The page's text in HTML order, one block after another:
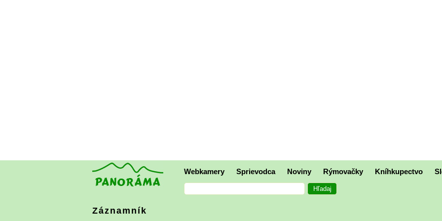
Webkamery Sprievodca Noviny Rýmovačky Kníhkupectvo
Záznamník